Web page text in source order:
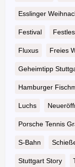
Esslinger
Festival Festles
Fluxus Freies
Geheimtipp
Hamburger
Luchs
Porsche Tennis
S-Bahn
Stuttgart Story